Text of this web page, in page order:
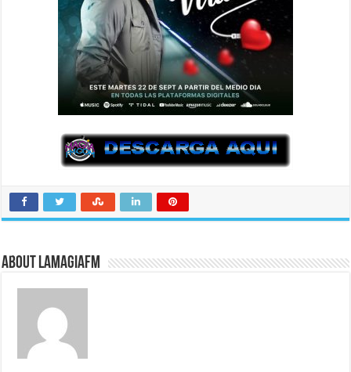
About LaMagiaFM